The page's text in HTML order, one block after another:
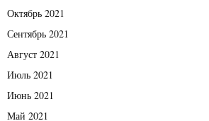
Октябрь 2021
Сентябрь 2021
Август 2021
Июль 2021
Июнь 2021
Май 2021